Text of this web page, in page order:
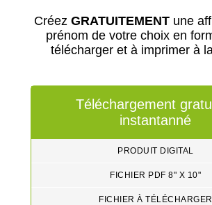
Créez GRATUITEMENTune
prénom de votre choix en
télécharger et à imprimer à
Téléchargement
instantanné
PRODUIT DIGITAL
FICHIER PDF 8" X 10"
FICHIER À TÉLÉCHARGER